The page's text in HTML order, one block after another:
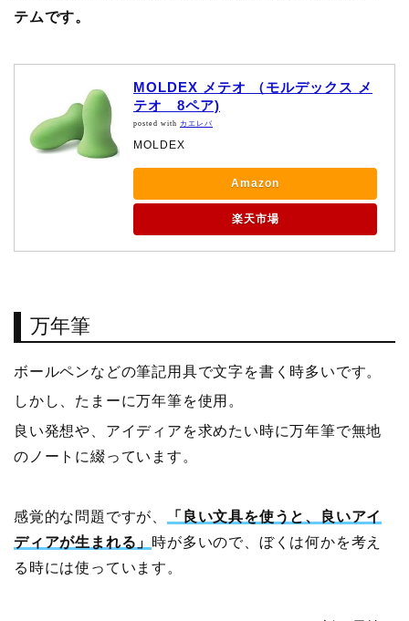
テムです。
MOLDEX メテオ （モルデックス メ
テオ 8ペア)
posted with カエレバ
MOLDEX
Amazon
楽天市場
万年筆
ボールペンなどの筆記用具で文字を書く時多いです。
しかし、たまーに万年筆を使用。
良い発想や、アイディアを求めたい時に万年筆で無地
のノートに綴っています。
感覚的な問題ですが、
「良い文具を使うと、良いアイ
ディアが生まれる」 時が多いので、ぼくは何かを考え
る時には使っています。